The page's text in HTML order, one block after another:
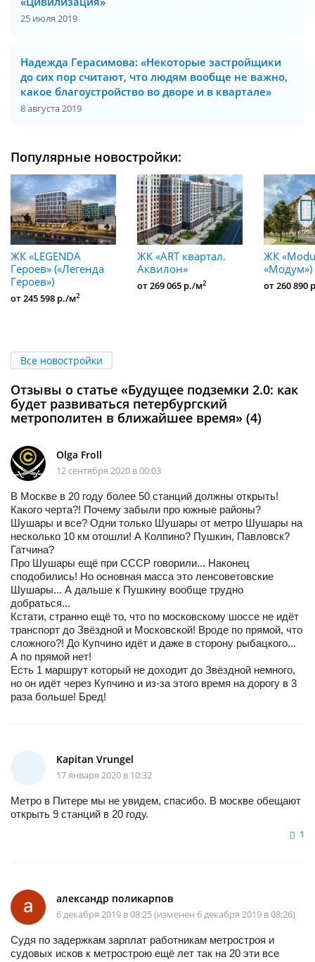
25 июля 2019
Надежда Герасимова: «Некоторые застройщики
до сих пор считают, что людям вообще не важно,
какое благоустройство во дворе и в квартале»
8 августа 2019
Популярные новостройки:
ЖК «LEGENDA
Героев» («Легенда
Героев»)
от 245 598 р./м2
ЖК «ART квартал.
Аквилон»
от 269 065 р./м2
ЖК
«Модум»)
от 260 890
Все новостройки
Отзывы о статье «Будущее подземки 2.0: как
будет развиваться петербургский
метрополитен в ближайшее время» (4)
Olga Froll
12 сентября 2020 в 00:03
В Москве в 20 году более 50 станций должны открыть!
Какого черта?! Почему забыли про южные районы?
Шушары и все? Одни только Шушары от метро Шушары на
несколько 10 км отошли! А Колпино? Пушкин, Павловск?
Гатчина?
Про Шушары ещё при СССР говорили... Наконец
сподобились! Но основная масса это ленсоветовские
Шушары... А дальше к Пушкину вообще трудно
добраться...
Кстати, странно ещё то, что по московскому шоссе не идёт
транспорт до Звёздной и Московской! Вроде по прямой, что
сложного?! До Купчино идёт и даже в сторону рыбацкого...
А по прямой нет!
Есть 1 маршрут который не доходит до Звёздной немного,
но он идёт через Купчино и из-за этого время на дорогу в 3
раза больше! Бред!
Kapitan Vrungel
17 января 2020 в 10:32
Метро в Питере мы не увидем, спасибо. В москве обещают
открыть 9 станций в 20 году.
1
александр поликарпов
6 декабря 2019 в 08:25 (изменен 6 декабря 2019 в 08:26)
Судя по задержкам зарплат работникам метростроя и
судовых исков к метрострою ещё лет так на 20 эти все